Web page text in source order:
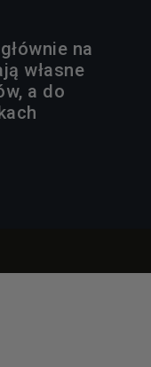
na
własne
a do